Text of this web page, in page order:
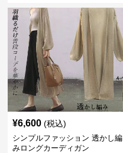
¥6,600 (税込)
シンプルファッション 透かし編
みロングカーディガン